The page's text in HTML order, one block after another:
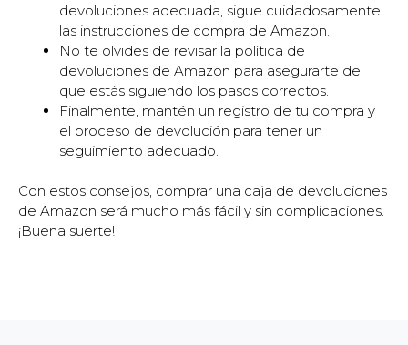
devoluciones adecuada, sigue cuidadosamente
las instrucciones de compra de Amazon.
No te olvides de revisar la política de
devoluciones de Amazon para asegurarte de
que estás siguiendo los pasos correctos.
Finalmente, mantén un registro de tu compra y
el proceso de devolución para tener un
seguimiento adecuado.
Con estos consejos, comprar una caja de devoluciones
de Amazon será mucho más fácil y sin complicaciones.
¡Buena suerte!